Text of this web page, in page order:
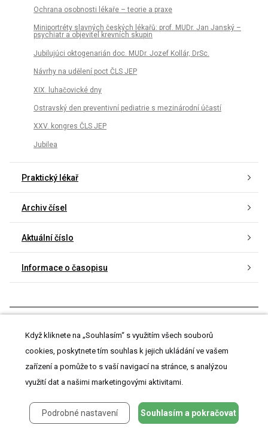
Ochrana osobnosti lékaře – teorie a praxe
Miniportréty slavných českých lékařů: prof. MUDr. Jan Janský –
psychiatr a objevitel krevních skupin
Jubilujúci oktogenarián doc. MUDr. Jozef Kollár, DrSc.
Návrhy na udělení poct ČLS JEP
XIX. luhačovické dny
Ostravský den preventivní pediatrie s mezinárodní účastí
XXV. kongres ČLS JEP
Jubilea
Praktický lékař
Archiv čísel
Aktuální číslo
Informace o časopisu
Nejčtenější v tomto čísle
Astma a výživa: stravovací doporučení pro prevenci
a léčbu astmatu
Varianty lidských chromozomů a jejich význam z pohledu
klinické genetiky
Když kliknete na „Souhlasím“ s využitím všech souborů
cookies, poskytnete tím souhlas k jejich ukládání ve vašem
zařízení a pomůže to s vaší navigací na stránce, s analýzou
využití dat a našimi marketingovými aktivitami.
Podrobné nastavení Souhlasím a pokračovat